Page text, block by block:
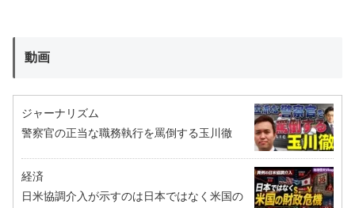
動画
ジャーナリズム
警察官の正当な職務執行を罵倒する玉川徹
経済
日米協調介入が示すのは日本ではなく米国の